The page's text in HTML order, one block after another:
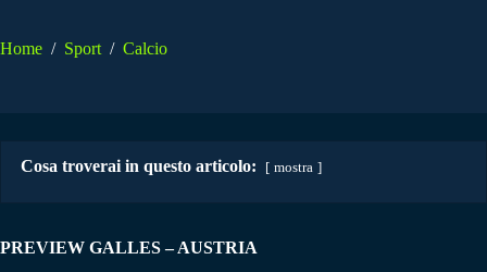
Home / Sport / Calcio
Cosa troverai in questo articolo: mostra
PREVIEW GALLES – AUSTRIA